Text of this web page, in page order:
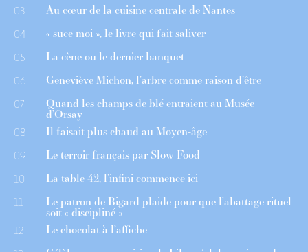
03 Au cœur de la cuisine centrale de Nantes
04 « suce moi », le livre qui fait saliver
05 La cène ou le dernier banquet
06 Geneviève Michon, l’arbre comme raison d’être
07 Quand les champs de blé entraient au Musée
d’Orsay
08 Il faisait plus chaud au Moyen-âge
09 Le terroir français par Slow Food
10 La table 42, l’infini commence ici
11 Le patron de Bigard plaide pour que l’abattage rituel
soit « discipliné »
12 Le chocolat à l’affiche